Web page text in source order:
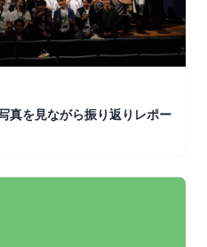
を見ながら振り返りレポー